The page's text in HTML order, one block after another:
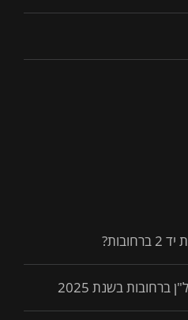
בשנת 2025